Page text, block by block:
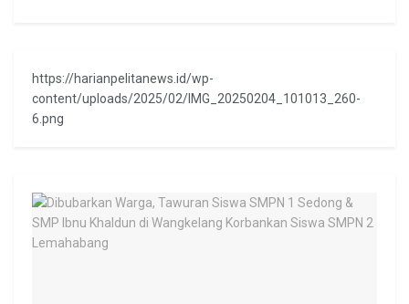
https://harianpelitanews.id/wp-
content/uploads/2025/02/IMG_20250204_101013_260-
6.png